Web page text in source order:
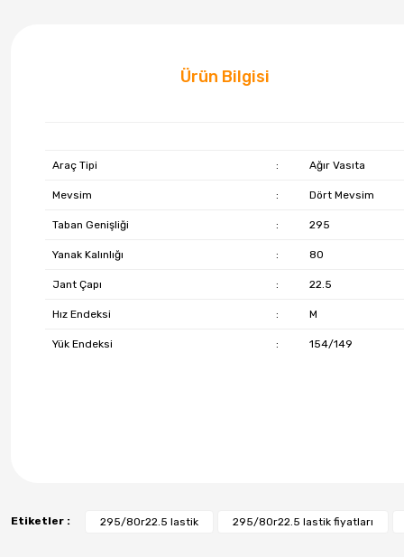
Ürün Bilgisi
Araç Tipi : Ağır Vasıta
Mevsim : Dört Mevsim
Taban Genişliği : 295
Yanak Kalınlığı : 80
Jant Çapı : 22.5
Hız Endeksi : M
Yük Endeksi : 154/149
Etiketler : 295/80r22.5 lastik 295/80r22.5 lastik fiyatları